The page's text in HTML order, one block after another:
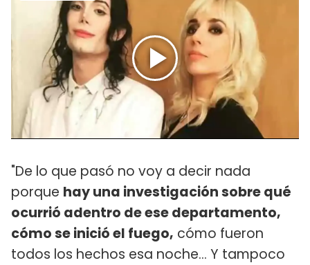
"De lo que pasó no voy a decir nada
porque hay una investigación sobre qué
ocurrió adentro de ese departamento,
cómo se inició el fuego, cómo fueron
todos los hechos esa noche... Y tampoco